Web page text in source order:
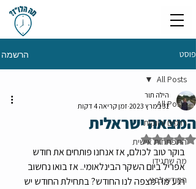
פוסט הרשמה
All Posts
רווקים ורווקות
התפתחות אישית
מה שתגידו
החודש לפני
All Posts
המצאה ישראלית
הילה תור
31 במרץ 2023
זמן קריאה 4 דקות
דירוג של NaN מתוך 5 כוכבים
בוקר טוב לכולם, אז אנחנו פותחים את חודש
אפריל ביום השקר הבינלאומי.. אז בואו נחשוב
רגע מה מצפה לנו החודש? בתחילת החודש יש